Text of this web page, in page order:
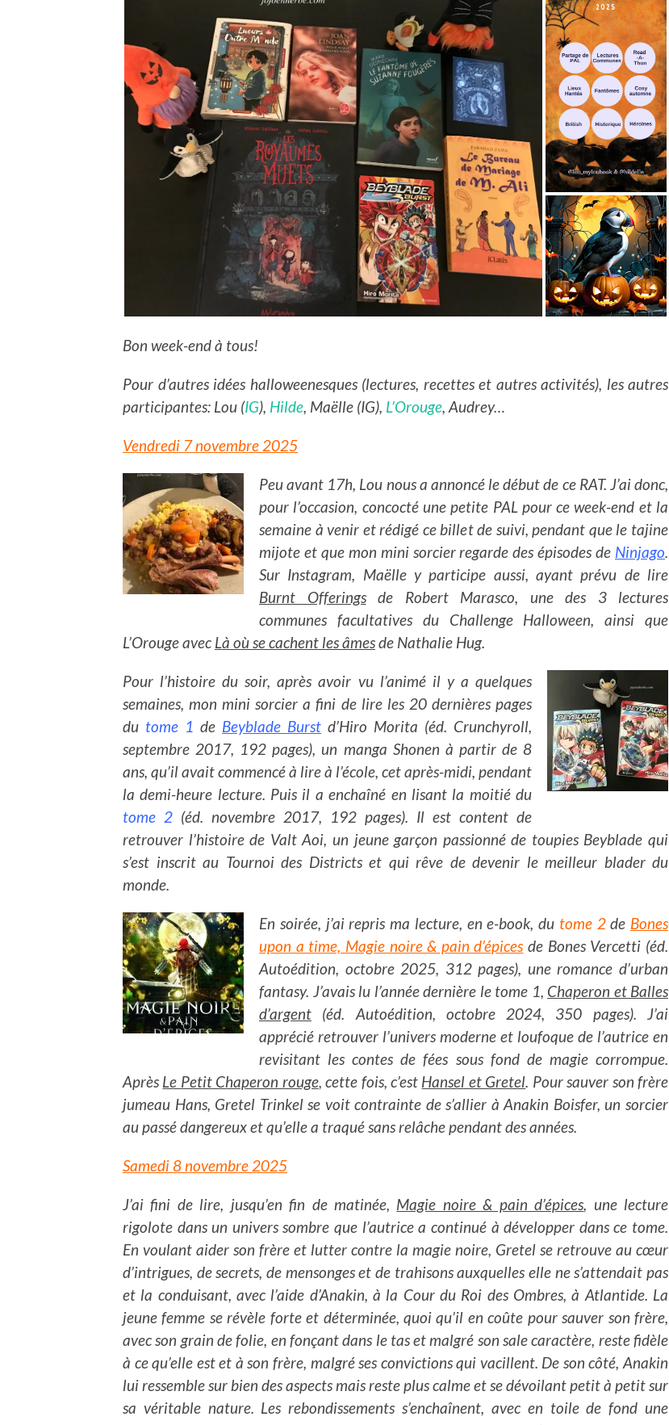
Bon week-end à tous!
Pour d’autres idées halloweenesques (lectures, recettes et autres activités), les autres
participantes: Lou (IG), Hilde, Maëlle (IG), L’Orouge, Audrey…
Vendredi 7 novembre 2025
Peu avant 17h, Lou nous a annoncé le début de ce RAT. J’ai donc,
pour l’occasion, concocté une petite PAL pour ce week-end et la
semaine à venir et rédigé ce billet de suivi, pendant que le tajine
mijote et que mon mini sorcier regarde des épisodes de Ninjago.
Sur Instagram, Maëlle y participe aussi, ayant prévu de lire
Burnt Offeringsde Robert Marasco, une des 3 lectures
communes facultatives du Challenge Halloween, ainsi que
L’Orouge avec Là où se cachent les âmesde Nathalie Hug.
Pour l’histoire du soir, après avoir vu l’animé il y a quelques
semaines, mon mini sorcier a fini de lire les 20 dernières pages
du tome 1 de Beyblade Burst d’Hiro Morita (éd. Crunchyroll,
septembre 2017, 192 pages), un manga Shonen à partir de 8
ans, qu’il avait commencé à lire à l’école, cet après-midi, pendant
la demi-heure lecture. Puis il a enchaîné en lisant la moitié du
tome 2 (éd. novembre 2017, 192 pages). Il est content de
retrouver l’histoire de Valt Aoi, un jeune garçon passionné de toupies Beyblade qui
s’est inscrit au Tournoi des Districts et qui rêve de devenir le meilleur blader du
monde.
En soirée, j’ai repris ma lecture, en e-book, du tome 2de Bones
upon a time, Magie noire & pain d’épicesde Bones Vercetti (éd.
Autoédition, octobre 2025, 312 pages), une romance d’urban
fantasy. J’avais lu l’année dernière le tome 1, Chaperon et Balles
d’argent (éd. Autoédition, octobre 2024, 350 pages). J’ai
apprécié retrouver l’univers moderne et loufoque de l’autrice en
revisitant les contes de fées sous fond de magie corrompue.
Après Le Petit Chaperon rouge, cette fois, c’est Hansel et Gretel. Pour sauver son frère
jumeau Hans, Gretel Trinkel se voit contrainte de s’allier à Anakin Boisfer, un sorcier
au passé dangereux et qu’elle a traqué sans relâche pendant des années.
Samedi 8 novembre 2025
J’ai fini de lire, jusqu’en fin de matinée, Magie noire & pain d’épices, une lecture
rigolote dans un univers sombre que l’autrice a continué à développer dans ce tome.
En voulant aider son frère et lutter contre la magie noire, Gretel se retrouve au cœur
d’intrigues, de secrets, de mensonges et de trahisons auxquelles elle ne s’attendait pas
et la conduisant, avec l’aide d’Anakin, à la Cour du Roi des Ombres, à Atlantide. La
jeune femme se révèle forte et déterminée, quoi qu’il en coûte pour sauver son frère,
avec son grain de folie, en fonçant dans le tas et malgré son sale caractère, reste fidèle
à ce qu’elle est et à son frère, malgré ses convictions qui vacillent. De son côté, Anakin
lui ressemble sur bien des aspects mais reste plus calme et se dévoilant petit à petit sur
sa véritable nature. Les rebondissements s’enchaînent, avec en toile de fond une